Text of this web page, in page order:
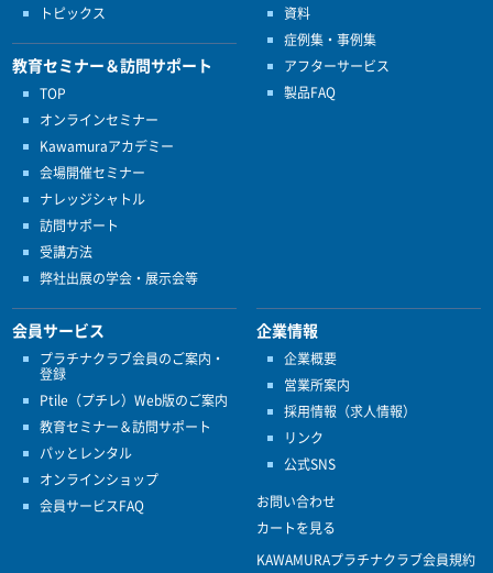
トピックス
教育セミナー＆訪問サポート
TOP
オンラインセミナー
Kawamuraアカデミー
会場開催セミナー
ナレッジシャトル
訪問サポート
受講方法
弊社出展の学会・展示会等
資料
症例集・事例集
アフターサービス
製品FAQ
会員サービス
プラチナクラブ会員のご案内・
登録
Ptile（プチレ）Web版のご案内
教育セミナー＆訪問サポート
パッとレンタル
オンラインショップ
会員サービスFAQ
企業情報
企業概要
営業所案内
採用情報（求人情報）
リンク
公式SNS
お問い合わせ
カートを見る
KAWAMURAプラチナクラブ会員規約